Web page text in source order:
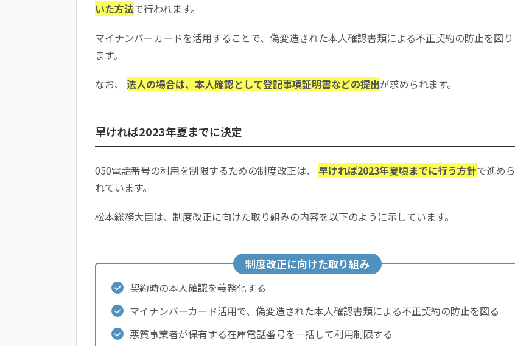
いた方法で行われます。
マイナンバーカードを活用することで、偽変造された本人確認書類による不正契約の防止を図り
ます。
なお、 法人の場合は、本人確認として登記事項証明書などの提出が求められます。
早ければ2023年夏までに決定
050電話番号の利用を制限するための制度改正は、 早ければ2023年夏頃までに行う方針で進めら
れています。
松本総務大臣は、制度改正に向けた取り組みの内容を以下のように示しています。
制度改正に向けた取り組み
契約時の本人確認を義務化する
マイナンバーカード活用で、偽変造された本人確認書類による不正契約の防止を図る
悪質事業者が保有する在庫電話番号を一括して利用制限する